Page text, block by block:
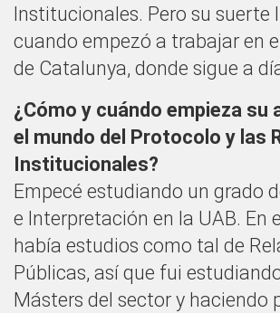
Institucionales. Pero su suerte
cuando empezó a trabajar en
de Catalunya, donde sigue a
¿Cómo y cuándo empieza su
el mundo del Protocolo y las
Institucionales?
Empecé estudiando un grado
e Interpretación en la UAB. En
había estudios como tal de
Públicas, así que fui
Másters del sector y haciendo